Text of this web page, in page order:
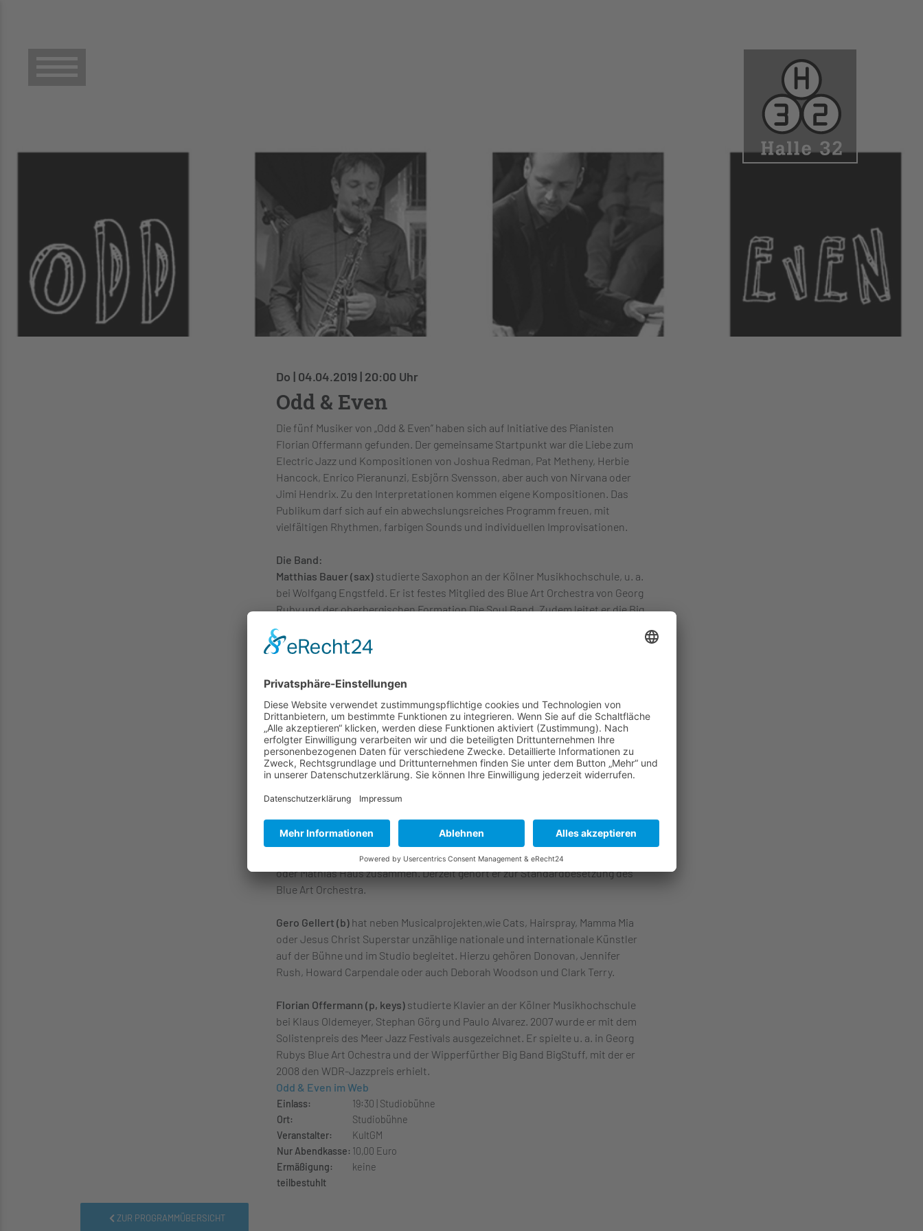
Do | 04.04.2019 | 20:00 Uhr
Odd & Even
Die fünf Musiker von „Odd & Even” haben sich auf Initiative des Pianisten
Florian Offermann gefunden. Der gemeinsame Startpunkt war die Liebe zum
Electric Jazz und Kompositionen von Joshua Redman, Pat Metheny, Herbie
Hancock, Enrico Pieranunzi, Esbjörn Svensson, aber auch von Nirvana oder
Jimi Hendrix. Zu den Interpretationen kommen eigene Kompositionen. Das
Publikum darf sich auf ein abwechslungsreiches Programm freuen, mit
vielfältigen Rhythmen, farbigen Sounds und individuellen Improvisationen.
Die Band:
Matthias Bauer (sax) studierte Saxophon an der Kölner Musikhochschule, u. a.
bei Wolfgang Engstfeld. Er ist festes Mitglied des Blue Art Orchestra von Georg
Ruby und der oberbergischen Formation Die Soul Band. Zudem leitet er die Big
Band Swing Company. Drei Jahre spielte er im LJJO Hessen von Wolfgang
Diefenbach, Arbeitsphasen u. a. mit Claudio Roditi, Jiggs Whigham, Herb Geller
und Karsten Gorzel.
Axel Fabry (g)erhielt Unterricht u. a. bei Michael Sagmeister und nahm an
Workshops mit Gitarristen wie Kurt Rosenwinkel und Gilad Hekselman teil. Er
spielt in Bands mit Schwerpunkt auf eigenen Kompositionen ebenso wie in
Big-Band-Projekten, z. B. an der Seite von Bernt Laukamp oder Frank
Sackenheim. Darüber hinaus ist er fester Bestandteil der Band Francesca
Simone & Friends, in der er auch Bass spielt.
Daniel Galati (dr)
hat in diversen Besetzungen aus Rock, Pop, Funk, Fusion,
Latin, Jazz und vor allem in Big Bands mitgewirkt. Seine Arbeit führte ihn mit
Musikern wie Georg Ruby, Frank Kirchner, Kenny Wheeler, Silvia Droste,
Patricia Cruz, Bernt Laukamp, Andy Haderer, Ansgar Striepens (WDR Big Band)
oder Mathias Haus zusammen. Derzeit gehört er zur Standardbesetzung des
Blue Art Orchestra.
Gero Gellert (b) hat neben Musicalprojekten,wie Cats, Hairspray, Mamma Mia
oder Jesus Christ Superstar unzählige nationale und internationale Künstler
auf der Bühne und im Studio begleitet. Hierzu gehören Donovan, Jennifer
Rush, Howard Carpendale oder auch Deborah Woodson und Clark Terry.
Florian Offermann (p, keys) studierte Klavier an der Kölner Musikhochschule
bei Klaus Oldemeyer, Stephan Görg und Paulo Alvarez. 2007 wurde er mit dem
Solistenpreis des Meer Jazz Festivals ausgezeichnet. Er spielte u. a. in Georg
Rubys Blue Art Ochestra und der Wipperfürther Big Band BigStuff, mit der er
2008 den WDR-Jazzpreis erhielt.
Odd & Even im Web
Einlass:
19:30 | Studiobühne
Ort:
Studiobühne
Veranstalter:
KultGM
Nur Abendkasse: 10,00 Euro
Ermäßigung:
keine
teilbestuhlt
ZUR PROGRAMMÜBERSICHT